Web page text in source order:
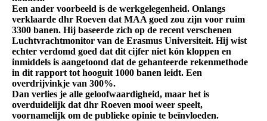
Een ander voorbeeld is de werkgelegenheid. Onlangs
verklaarde dhr Roeven dat MAA goed zou zijn voor ruim
3300 banen. Hij baseerde zich op de recent verschenen
Luchtvrachtmonitor van de Erasmus Universiteit. Hij wist
echter verdomd goed dat dit cijfer niet kón kloppen en
inmiddels is aangetoond dat de gehanteerde rekenmethode
in dit rapport tot hooguit 1000 banen leidt. Een
overdrijvinkje van 300%.
Dan verlies je alle geloofwaardigheid, maar het is
overduidelijk dat dhr Roeven mooi weer speelt,
voornamelijk om de publieke opinie te beïnvloeden.